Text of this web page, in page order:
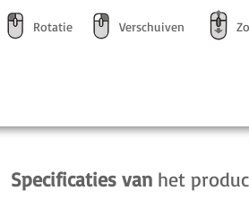
Rotatie Verschuiven
Specificaties van het